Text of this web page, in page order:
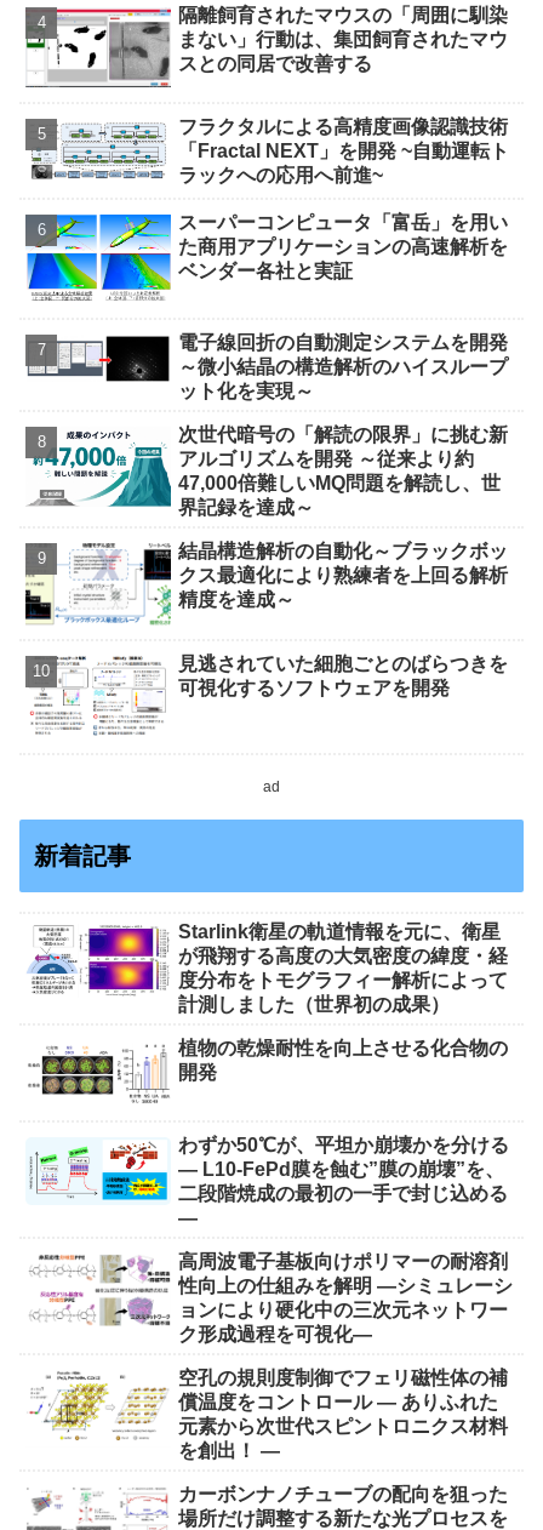
隔離飼育されたマウスの「周囲に馴染
まない」行動は、集団飼育されたマウ
スとの同居で改善する
フラクタルによる高精度画像認識技術
「Fractal NEXT」を開発 ~自動運転ト
ラックへの応用へ前進~
スーパーコンピュータ「富岳」を用い
た商用アプリケーションの高速解析を
ベンダー各社と実証
電子線回折の自動測定システムを開発
～微小結晶の構造解析のハイスループ
ット化を実現～
次世代暗号の「解読の限界」に挑む新
アルゴリズムを開発 ～従来より約
47,000倍難しいMQ問題を解読し、世
界記録を達成～
結晶構造解析の自動化～ブラックボッ
クス最適化により熟練者を上回る解析
精度を達成～
見逃されていた細胞ごとのばらつきを
可視化するソフトウェアを開発
ad
新着記事
Starlink衛星の軌道情報を元に、衛星
が飛翔する高度の大気密度の緯度・経
度分布をトモグラフィー解析によって
計測しました（世界初の成果）
植物の乾燥耐性を向上させる化合物の
開発
わずか50℃が、平坦か崩壊かを分ける
― L10-FePd膜を蝕む”膜の崩壊”を、
二段階焼成の最初の一手で封じ込める
―
高周波電子基板向けポリマーの耐溶剤
性向上の仕組みを解明 ―シミュレーシ
ョンにより硬化中の三次元ネットワー
ク形成過程を可視化―
空孔の規則度制御でフェリ磁性体の補
償温度をコントロール ― ありふれた
元素から次世代スピントロニクス材料
を創出！ ―
カーボンナノチューブの配向を狙った
場所だけ調整する新たな光プロセスを